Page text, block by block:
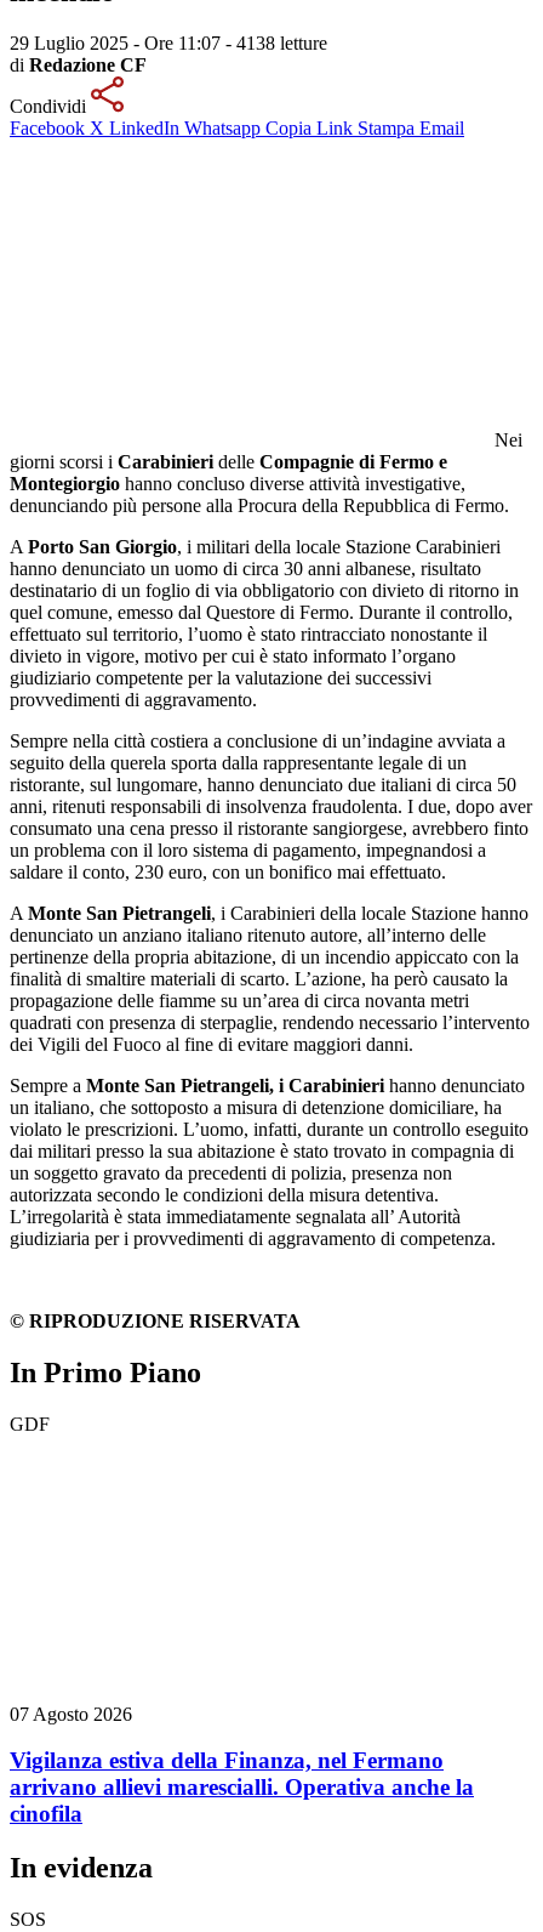
29 Luglio 2025 - Ore 11:07 - 4138 letture
di Redazione CF
Condividi
Facebook X LinkedIn Whatsapp Copia Link Stampa Email
Nei
giorni scorsi i Carabinieri delle Compagnie di Fermo e
Montegiorgio hanno concluso diverse attività investigative,
denunciando più persone alla Procura della Repubblica di Fermo.
A Porto San Giorgio, i militari della locale Stazione Carabinieri
hanno denunciato un uomo di circa 30 anni albanese, risultato
destinatario di un foglio di via obbligatorio con divieto di ritorno in
quel comune, emesso dal Questore di Fermo. Durante il controllo,
effettuato sul territorio, l’uomo è stato rintracciato nonostante il
divieto in vigore, motivo per cui è stato informato l’organo
giudiziario competente per la valutazione dei successivi
provvedimenti di aggravamento.
Sempre nella città costiera a conclusione di un’indagine avviata a
seguito della querela sporta dalla rappresentante legale di un
ristorante, sul lungomare, hanno denunciato due italiani di circa 50
anni, ritenuti responsabili di insolvenza fraudolenta. I due, dopo aver
consumato una cena presso il ristorante sangiorgese, avrebbero finto
un problema con il loro sistema di pagamento, impegnandosi a
saldare il conto, 230 euro, con un bonifico mai effettuato.
A Monte San Pietrangeli, i Carabinieri della locale Stazione hanno
denunciato un anziano italiano ritenuto autore, all’interno delle
pertinenze della propria abitazione, di un incendio appiccato con la
finalità di smaltire materiali di scarto. L’azione, ha però causato la
propagazione delle fiamme su un’area di circa novanta metri
quadrati con presenza di sterpaglie, rendendo necessario l’intervento
dei Vigili del Fuoco al fine di evitare maggiori danni.
Sempre a Monte San Pietrangeli, i Carabinieri hanno denunciato
un italiano, che sottoposto a misura di detenzione domiciliare, ha
violato le prescrizioni. L’uomo, infatti, durante un controllo eseguito
dai militari presso la sua abitazione è stato trovato in compagnia di
un soggetto gravato da precedenti di polizia, presenza non
autorizzata secondo le condizioni della misura detentiva.
L’irregolarità è stata immediatamente segnalata all’ Autorità
giudiziaria per i provvedimenti di aggravamento di competenza.
© RIPRODUZIONE RISERVATA
In Primo Piano
GDF
07 Agosto 2026
Vigilanza estiva della Finanza, nel Fermano
arrivano allievi marescialli. Operativa anche la
cinofila
In evidenza
SOS